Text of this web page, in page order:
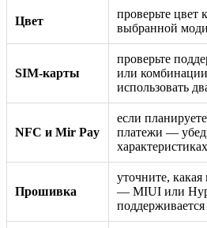
Цвет
проверьте цвет
выбранной
SIM-карты
проверьте
или
использовать
NFC и Mir Pay
если
платежи —
характеристиках
Прошивка
уточните,
— MIUI или